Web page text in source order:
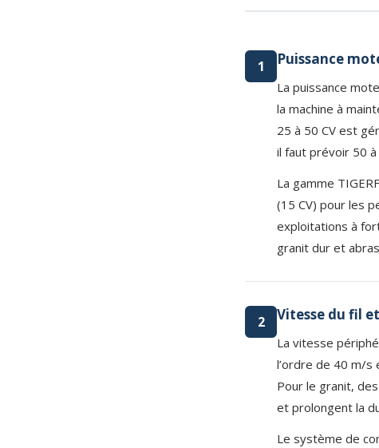
1 Puissance
La puissance
la machine à
25 à 50 CV est
il faut prévoir 50
La gamme
(15 CV) pour les
exploitations à
granit dur et
2 Vitesse du fil
La vitesse
l’ordre de 40 m/s
Pour le granit,
et prolongent la
Le système de